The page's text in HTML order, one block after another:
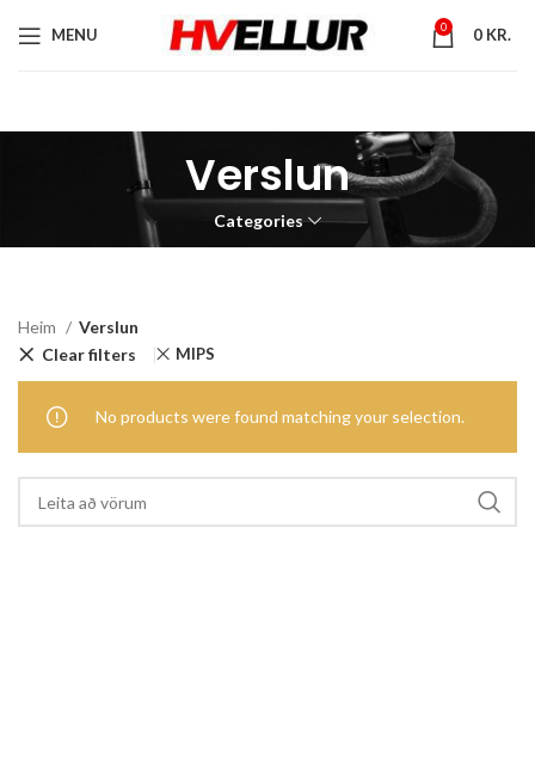
MENU 0 0 KR.
Verslun
Categories
Heim
Verslun
Clear filters
MIPS
No products were found matching your selection.